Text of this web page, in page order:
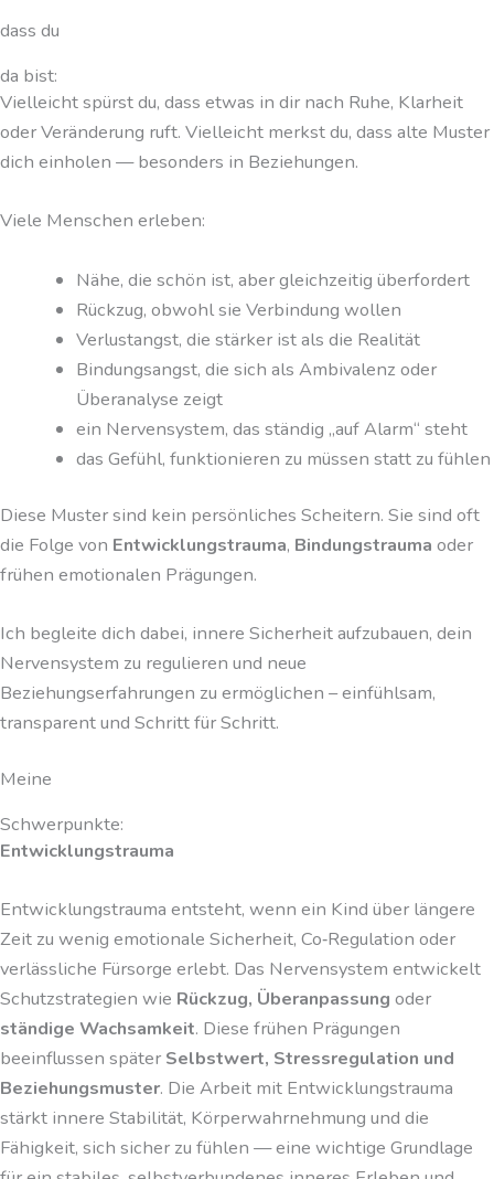
dass du
da bist:
Vielleicht spürst du, dass etwas in dir nach Ruhe, Klarheit
oder Veränderung ruft. Vielleicht merkst du, dass alte Muster
dich einholen — besonders in Beziehungen.
Viele Menschen erleben:
Nähe, die schön ist, aber gleichzeitig überfordert
Rückzug, obwohl sie Verbindung wollen
Verlustangst, die stärker ist als die Realität
Bindungsangst, die sich als Ambivalenz oder
Überanalyse zeigt
ein Nervensystem, das ständig „auf Alarm“ steht
das Gefühl, funktionieren zu müssen statt zu fühlen
Diese Muster sind kein persönliches Scheitern. Sie sind oft
die Folge von Entwicklungstrauma, Bindungstrauma oder
frühen emotionalen Prägungen.
Ich begleite dich dabei, innere Sicherheit aufzubauen, dein
Nervensystem zu regulieren und neue
Beziehungserfahrungen zu ermöglichen – einfühlsam,
transparent und Schritt für Schritt.
Meine
Schwerpunkte:
Entwicklungstrauma
Entwicklungstrauma entsteht, wenn ein Kind über längere
Zeit zu wenig emotionale Sicherheit, Co‑Regulation oder
verlässliche Fürsorge erlebt. Das Nervensystem entwickelt
Schutzstrategien wie Rückzug, Überanpassung oder
ständige Wachsamkeit. Diese frühen Prägungen
beeinflussen später Selbstwert, Stressregulation und
Beziehungsmuster. Die Arbeit mit Entwicklungstrauma
stärkt innere Stabilität, Körperwahrnehmung und die
Fähigkeit, sich sicher zu fühlen — eine wichtige Grundlage